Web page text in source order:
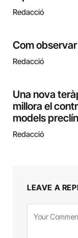
Redacció
Com
Redacció
Una nova
millora el
models
Redacció
LEAVE A